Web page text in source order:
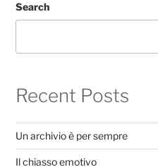
Search
Recent Posts
Un archivio è per sempre
Il chiasso emotivo